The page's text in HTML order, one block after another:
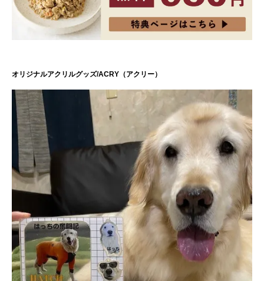
オリジナルアクリルグッズ/ACRY（アクリー）